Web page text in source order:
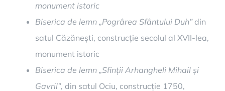
monument istoric
Biserica de lemn „Pogrârea Sfântului Duh”din
satul Căzănești, construcție secolul al XVII-lea,
monument istoric
Biserica de lemn „Sfinții Arhangheli Mihail și
Gavril”, din satul Ociu, construcție 1750,